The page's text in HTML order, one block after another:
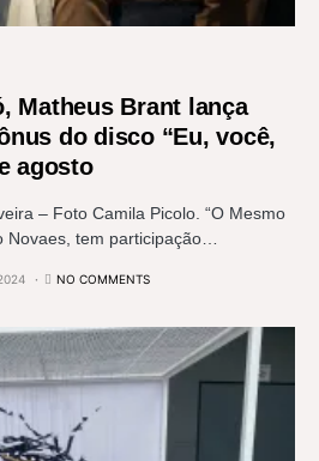
Matheus Brant lança
do disco “Eu, você,
agosto
– Foto Camila Picolo. “O Mesmo
Novaes, tem participação…
NO COMMENTS